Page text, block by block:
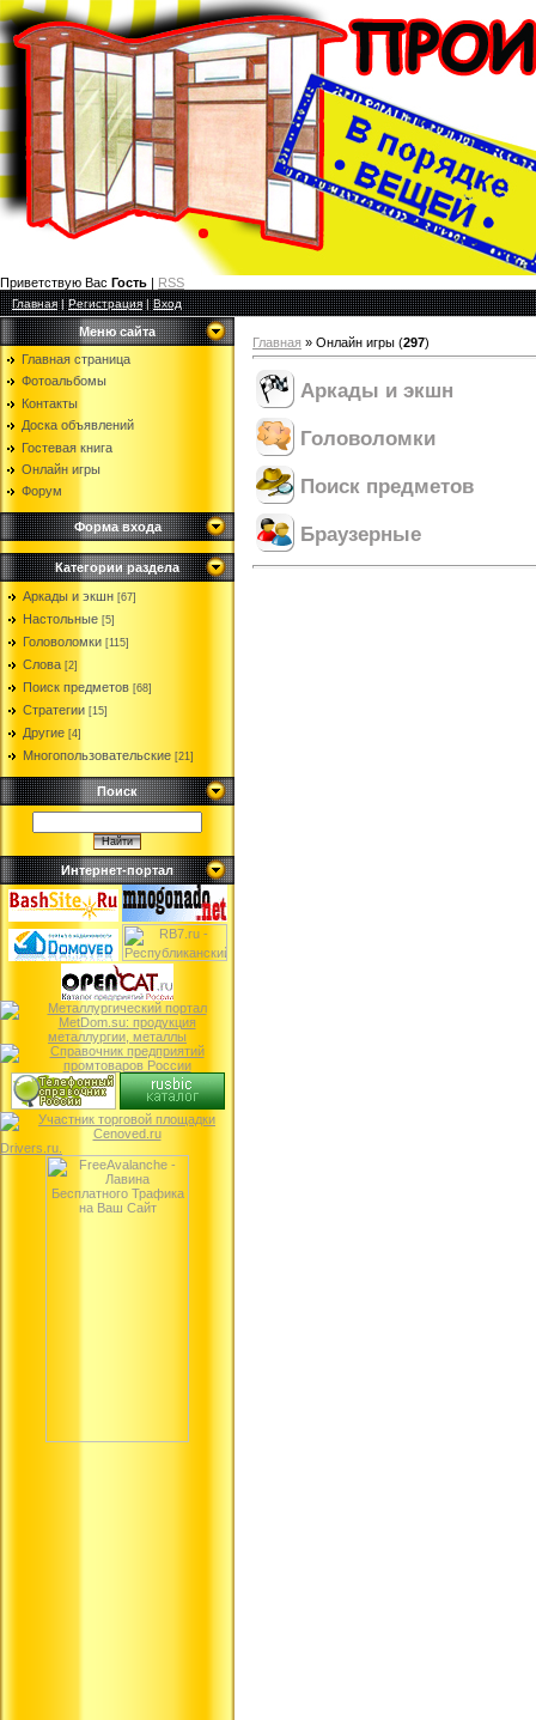
Приветствую Вас Гость | RSS
Главная|Регистрация|Вход
Меню сайта
Главная страница
Фотоальбомы
Контакты
Доска объявлений
Гостевая книга
Онлайн игры
Форум
Форма входа
Категории раздела
Аркады и экшн [67]
Настольные [5]
Головоломки [115]
Слова [2]
Поиск предметов [68]
Стратегии [15]
Другие [4]
Многопользовательские [21]
Поиск
Интернет-портал
Drivers.ru.
Главная » Онлайн игры (297)
Аркады и экшн
Головоломки
Поиск предметов
Браузерные